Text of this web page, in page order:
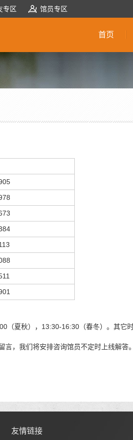
专区 馆员专区
首页
（夏秋），13:30-16:30（春冬）。其它
，我们将安排咨询馆员不定时上线解答。
友情链接